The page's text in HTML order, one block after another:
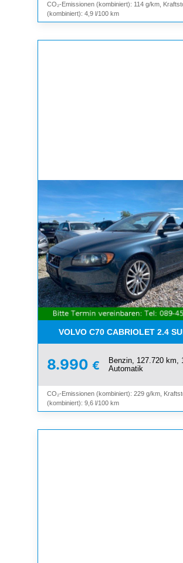
CO₂-Emissionen (kombiniert): 114 g/km,
(kombiniert): 4,9 l/100 km
VOLVO C70 CABRIOLET 2.4
8.990 €
Benzin, 127.720 km,
Automatik
CO₂-Emissionen (kombiniert): 229 g/km,
(kombiniert): 9,6 l/100 km